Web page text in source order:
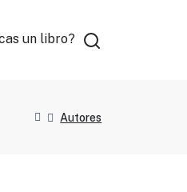
un libro?
Autores